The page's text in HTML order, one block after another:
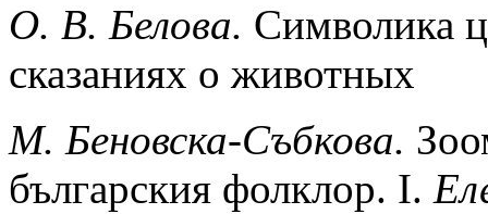
О. В. Белова. Символика
сказаниях о животных
М. Беновска-Събкова.
българския фолклор. I.